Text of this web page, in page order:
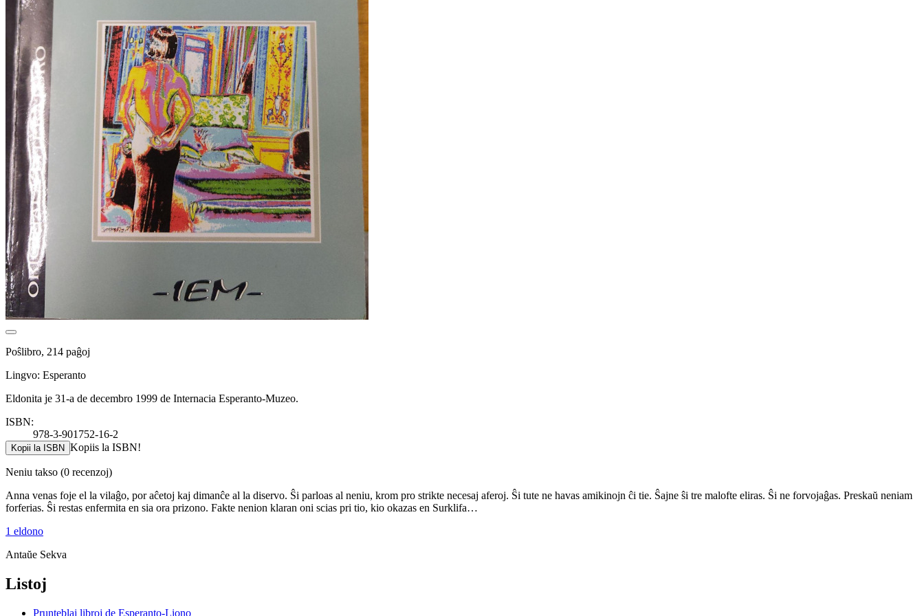
Poŝlibro, 214 paĝoj
Lingvo: Esperanto
Eldonita je 31-a de decembro 1999 de Internacia Esperanto-Muzeo.
ISBN:
978-3-901752-16-2
Kopii la ISBN Kopiis la ISBN!
Neniu takso (0 recenzoj)
Anna venas foje el la vilaĝo, por aĉetoj kaj dimanĉe al la diservo. Ŝi parloas al neniu, krom pro strikte necesaj aferoj. Ŝi tute ne havas amikinojn ĉi tie. Ŝajne ŝi tre malofte eliras. Ŝi ne forvojaĝas. Preskaŭ neniam
forferias. Ŝi restas enfermita en sia ora prizono. Fakte nenion klaran oni scias pri tio, kio okazas en Surklifa…
1 eldono
Antaŭe Sekva
Listoj
Prunteblaj libroj de Esperanto-Liono